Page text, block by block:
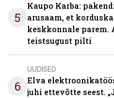
5
Kaupo Karba:
arusaam, et
keskkonnale parem.
teistsugust pilti
6
UUDISED
Elva
juhi ettevõtte seest.